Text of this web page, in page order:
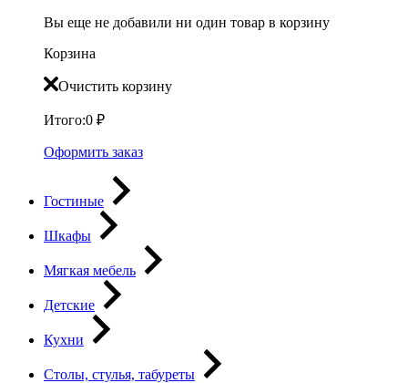
Вы еще не добавили ни один товар в корзину
Корзина
Очистить корзину
Итого:0 ₽
Оформить заказ
Гостиные
Шкафы
Мягкая мебель
Детские
Кухни
Столы, стулья, табуреты